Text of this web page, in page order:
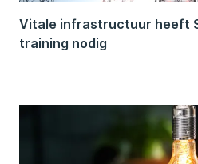
Vitale infrastructuur heeft
training nodig